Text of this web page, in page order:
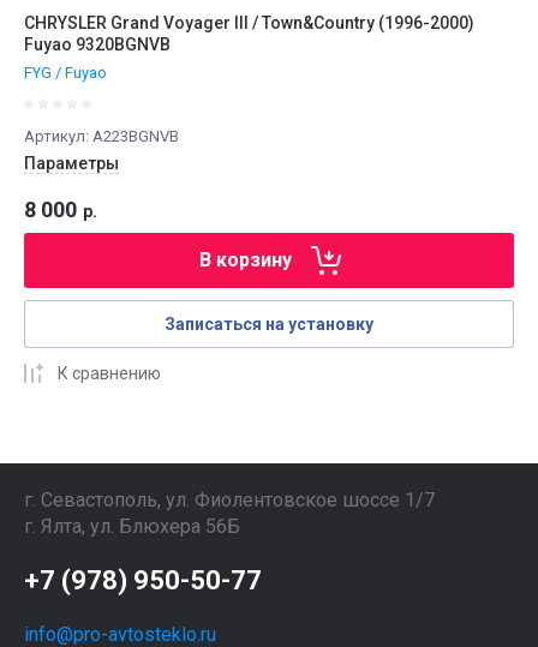
CHRYSLER Grand Voyager III / Town&Country (1996-2000)
Fuyao 9320BGNVB
FYG / Fuyao
Артикул: A223BGNVB
Параметры
8 000 р.
В корзину
Записаться на установку
К сравнению
г. Севастополь, ул. Фиолентовское шоссе 1/7
г. Ялта, ул. Блюхера 56Б
+7 (978) 950-50-77
info@pro-avtosteklo.ru